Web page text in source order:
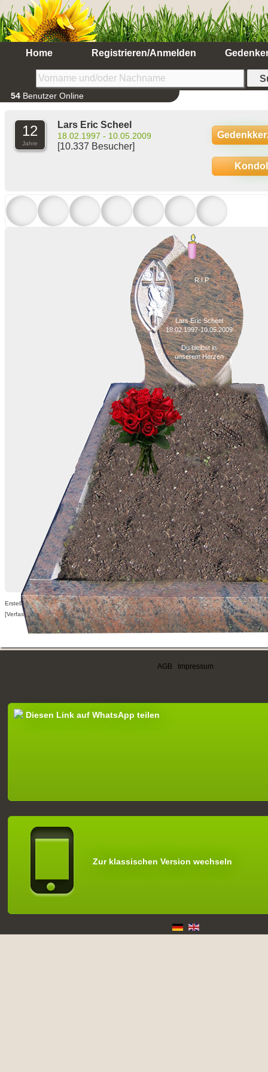
Home Registrieren/Anmelden
54 Benutzer Online
12
Jahre
Lars Eric Scheel
18.02.1997 - 10.05.2009
[10.337 Besucher]
Lars Eric Scheel
18.02.1997-10.05.2009
Du bleibst in
unserem Herzen
R.I.P
Erstellt am 09.07.2011,
[Verfasser nur für angemeldete Benutzer sichtbar]
AGB Impressum
Diesen Link auf WhatsApp teilen
Zur klassischen Version wechseln